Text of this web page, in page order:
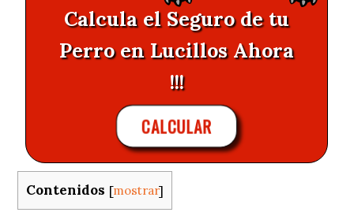
Calcula el Seguro de tu
Perro en Lucillos Ahora
!!!
CALCULAR
Contenidos [mostrar]